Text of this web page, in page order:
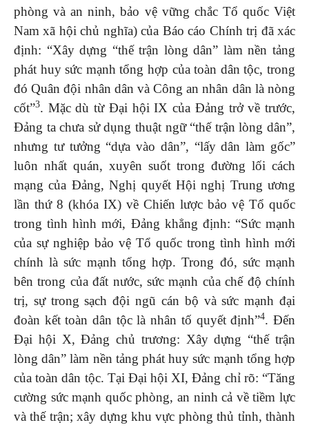
phòng và an ninh, bảo vệ vững chắc Tổ quốc Việt
Nam xã hội chủ nghĩa) của Báo cáo Chính trị đã xác
định: “Xây dựng “thế trận lòng dân” làm nền tảng
phát huy sức mạnh tổng hợp của toàn dân tộc, trong
đó Quân đội nhân dân và Công an nhân dân là nòng
cốt”3. Mặc dù từ Đại hội IX của Đảng trở về trước,
Đảng ta chưa sử dụng thuật ngữ “thế trận lòng dân”,
nhưng tư tưởng “dựa vào dân”, “lấy dân làm gốc”
luôn nhất quán, xuyên suốt trong đường lối cách
mạng của Đảng, Nghị quyết Hội nghị Trung ương
lần thứ 8 (khóa IX) về Chiến lược bảo vệ Tổ quốc
trong tình hình mới, Đảng khẳng định: “Sức mạnh
của sự nghiệp bảo vệ Tổ quốc trong tình hình mới
chính là sức mạnh tổng hợp. Trong đó, sức mạnh
bên trong của đất nước, sức mạnh của chế độ chính
trị, sự trong sạch đội ngũ cán bộ và sức mạnh đại
đoàn kết toàn dân tộc là nhân tố quyết định”4. Đến
Đại hội X, Đảng chủ trương: Xây dựng “thế trận
lòng dân” làm nền tảng phát huy sức mạnh tổng hợp
của toàn dân tộc. Tại Đại hội XI, Đảng chỉ rõ: “Tăng
cường sức mạnh quốc phòng, an ninh cả về tiềm lực
và thế trận; xây dựng khu vực phòng thủ tỉnh, thành